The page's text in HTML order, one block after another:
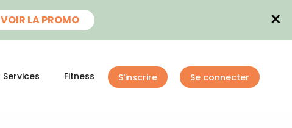
VOIR LA PROMO ×
Services Fitness S'inscrire Se connecter